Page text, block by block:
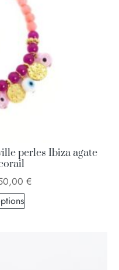
perles Ibiza agate
€